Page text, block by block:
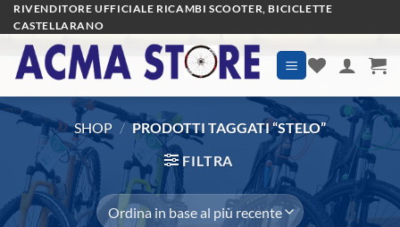
Salta
ai
contenuti
RIVENDITORE UFFICIALE RICAMBI SCOOTER, BICICLETTE
CASTELLARANO
SHOP / PRODOTTI TAGGATI “STELO”
FILTRA